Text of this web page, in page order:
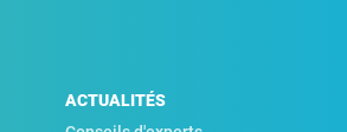
ACTUALITÉS